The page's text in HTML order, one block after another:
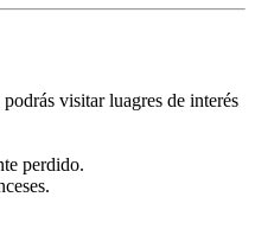
visitar luagres de interés
perdido.